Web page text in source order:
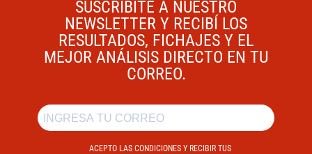
SUSCRIBITE A NUESTRO
NEWSLETTER Y RECIBÍ LOS
RESULTADOS, FICHAJES Y EL
MEJOR ANÁLISIS DIRECTO EN TU
CORREO.
ACEPTO LAS CONDICIONES Y RECIBIR TUS